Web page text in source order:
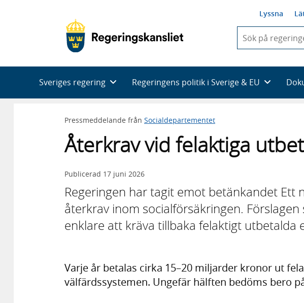
Lyssna
du
skriva
framträder
en
Sveriges regering Regeringens politik i Sverige & EU
Pressmeddelande från Socialdepartementet
Återkrav vid felaktiga
Publicerad 17 juni 2026
Regeringen har tagit emot betänkandet Ett
återkrav inom socialförsäkringen.
enklare att kräva tillbaka felaktigt utbetalda
Varje år betalas cirka 15–20 miljarder kronor ut
välfärdssystemen. Ungefär hälften bedöms bero